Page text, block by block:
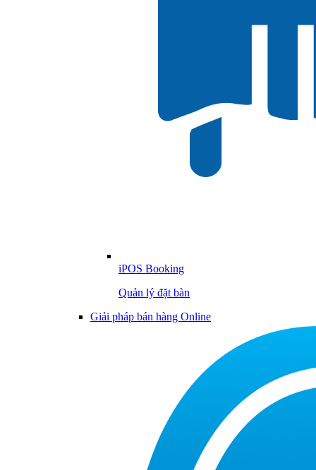
iPOS Booking
Quản lý đặt bàn
Giải pháp bán hàng Online